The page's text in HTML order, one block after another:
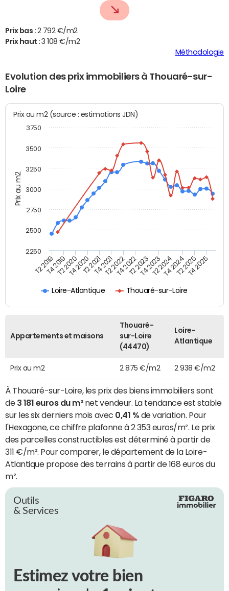
Prix bas : 2 792 €/m2
Prix haut :3 108 €/m2
Méthodologie
Evolution des prix immobiliers à Thouaré-sur-
Loire
Prix au m2
Prix au m2 (source : estimations JDN)
Loire-Atlantique Thouaré-sur-Loire
T2 2019T4 2019T2 2020T4 2020T2 2021T4 2021T2 2022T4 2022T2 2023T4 2023T2 2024T4 2024T2 2025T4 2025
2250
2500
2750
3000
3250
3500
3750
Appartements et maisons
Thouaré-
sur-Loire
(44470)
Loire-
Atlantique
Prix au m2 2 875 €/m2 2 938 €/m2
À Thouaré-sur-Loire, les prix des biens immobiliers sont
de 3 181 euros du m²net vendeur. La tendance est stable
sur les six derniers mois avec 0,41 % de variation. Pour
l'Hexagone, ce chiffre plafonne à 2 353 euros/m². Le prix
des parcelles constructibles est déterminé à partir de
311 €/m². Pour comparer, le département de la Loire-
Atlantique propose des terrains à partir de 168 euros du
m².
Outils
& Services
Estimez votre bien